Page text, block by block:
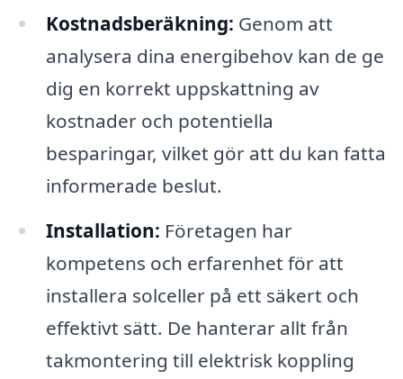
Kostnadsberäkning: Genom att
analysera dina energibehov kan de ge
dig en korrekt uppskattning av
kostnader och potentiella
besparingar, vilket gör att du kan fatta
informerade beslut.
Installation: Företagen har
kompetens och erfarenhet för att
installera solceller på ett säkert och
effektivt sätt. De hanterar allt från
takmontering till elektrisk koppling